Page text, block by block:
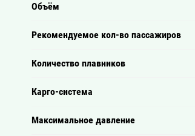
Объём
Рекомендуемое кол-во пассажиров
Количество плавников
Карго-система
Максимальное давление